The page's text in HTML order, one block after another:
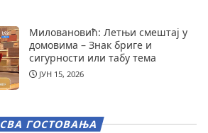
Миловановић: Летњи смештај у
домовима – Знак бриге и
сигурности или табу тема
ЈУН 15, 2026
СВА ГОСТОВАЊА